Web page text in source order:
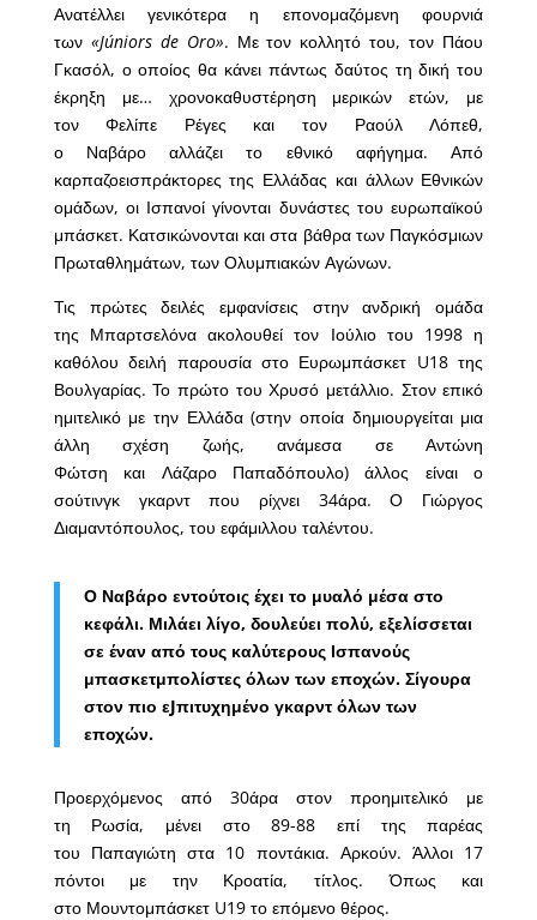
Ανατέλλει γενικότερα η επονομαζόμενη φουρνιά
των «Júniors de Oro». Με τον κολλητό του, τον Πάου
Γκασόλ, ο οποίος θα κάνει πάντως δαύτος τη δική του
έκρηξη με… χρονοκαθυστέρηση μερικών ετών, με
τον Φελίπε Ρέγες και τον Ραούλ Λόπεθ,
ο Ναβάρο αλλάζει το εθνικό αφήγημα. Από
καρπαζοεισπράκτορες της Ελλάδας και άλλων Εθνικών
ομάδων, οι Ισπανοί γίνονται δυνάστες του ευρωπαϊκού
μπάσκετ. Κατσικώνονται και στα βάθρα των Παγκόσμιων
Πρωταθλημάτων, των Ολυμπιακών Αγώνων.
Τις πρώτες δειλές εμφανίσεις στην ανδρική ομάδα
της Μπαρτσελόνα ακολουθεί τον Ιούλιο του 1998 η
καθόλου δειλή παρουσία στο Ευρωμπάσκετ U18 της
Βουλγαρίας. Το πρώτο του Χρυσό μετάλλιο. Στον επικό
ημιτελικό με την Ελλάδα (στην οποία δημιουργείται μια
άλλη σχέση ζωής, ανάμεσα σε Αντώνη
Φώτση και Λάζαρο Παπαδόπουλο) άλλος είναι ο
σούτινγκ γκαρντ που ρίχνει 34άρα. Ο Γιώργος
Διαμαντόπουλος, του εφάμιλλου ταλέντου.
Ο Ναβάρο εντούτοις έχει το μυαλό μέσα στο
κεφάλι. Μιλάει λίγο, δουλεύει πολύ, εξελίσσεται
σε έναν από τους καλύτερους Ισπανούς
μπασκετμπολίστες όλων των εποχών. Σίγουρα
στον πιο εJπιτυχημένο γκαρντ όλων των
εποχών.
Προερχόμενος από 30άρα στον προημιτελικό με
τη Ρωσία, μένει στο 89-88 επί της παρέας
του Παπαγιώτη στα 10 ποντάκια. Αρκούν. Άλλοι 17
πόντοι με την Κροατία, τίτλος. Όπως και
στο Μουντομπάσκετ U19 το επόμενο θέρος.